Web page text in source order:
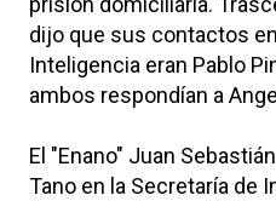
dijo que sus contactos
Inteligencia eran Pablo
ambos respondían a
El "Enano" Juan
Tano en la Secretaría de